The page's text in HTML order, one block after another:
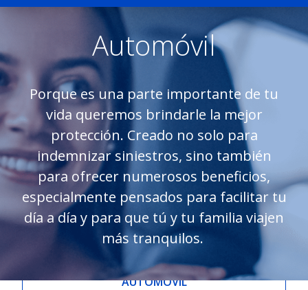
Condiciones generales -
Automóvil
Porque es una parte importante de tu
vida queremos brindarle la mejor
protección. Creado no solo para
indemnizar siniestros, sino también
para ofrecer numerosos beneficios,
especialmente pensados para facilitar tu
día a día y para que tú y tu familia viajen
más tranquilos.
CONDICIONES GENERALES
AUTOMÓVIL